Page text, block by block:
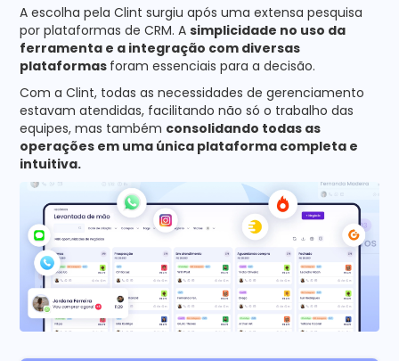
A escolha pela Clint surgiu após uma extensa pesquisa
por plataformas de CRM. Asimplicidade no uso da
ferramenta e a integração com diversas
plataformas foram essenciais para a decisão.
Com a Clint, todas as necessidades de gerenciamento
estavam atendidas, facilitando não só o trabalho das
equipes, mas também consolidando todas as
operações em uma única plataforma completa e
intuitiva.